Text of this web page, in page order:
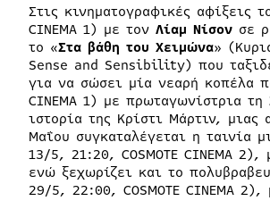
Στις κινηματογραφικές αφίξεις
CINEMA 1) με τον Λίαμ Νίσονσε
το «Στα βάθη του Χειμώνα»
Sense and Sensibility) που
για να σώσει μία νεαρή κοπέλα
CINEMA 1) με πρωταγωνίστρια τη
ιστορία της Κρίστι Μάρτιν, μιας
Μαΐου συγκαταλέγεται η ταινία
13/5, 21:20, COSMOTE CINEMA 2),
ενώ ξεχωρίζει και το
29/5, 22:00, COSMOTE CINEMA